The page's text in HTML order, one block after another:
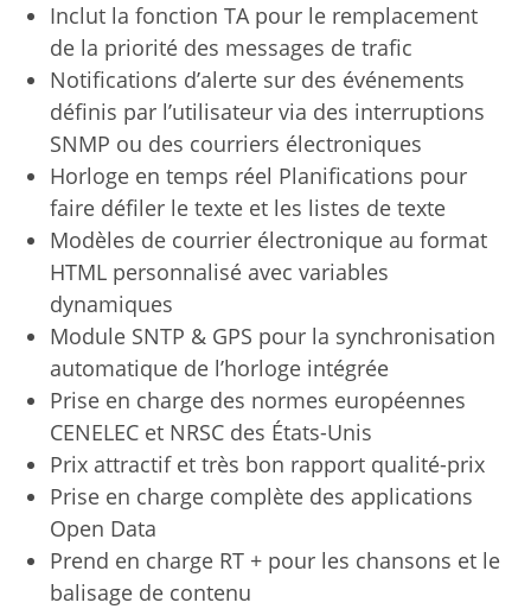
Inclut la fonction TA pour le remplacement
de la priorité des messages de trafic
Notifications d’alerte sur des événements
définis par l’utilisateur via des interruptions
SNMP ou des courriers électroniques
Horloge en temps réel Planifications pour
faire défiler le texte et les listes de texte
Modèles de courrier électronique au format
HTML personnalisé avec variables
dynamiques
Module SNTP & GPS pour la synchronisation
automatique de l’horloge intégrée
Prise en charge des normes européennes
CENELEC et NRSC des États-Unis
Prix ​​attractif et très bon rapport qualité-prix
Prise en charge complète des applications
Open Data
Prend en charge RT + pour les chansons et le
balisage de contenu